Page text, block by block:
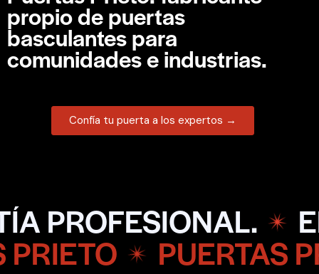
propio de puertas
basculantes para
comunidades e industrias.
Confía tu puerta a los expertos →
ENTREGA
PUERTAS PRIETO